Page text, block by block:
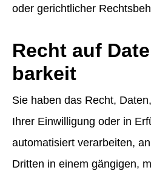
oder gerichtlicher
Recht auf
barkeit
Sie haben das Recht,
Ihrer Einwilligung oder in
automatisiert verarbeiten,
Dritten in einem gängigen,